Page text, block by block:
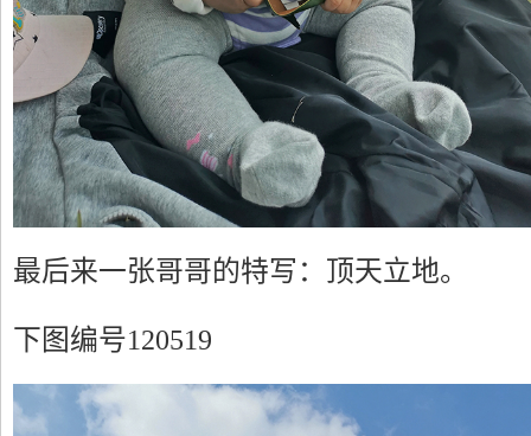
最后来一张哥哥的特写：顶天立地。
下图编号120519